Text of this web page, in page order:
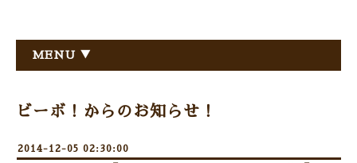
MENU ▼
ビーボ！からのお知らせ！
2014-12-05 02:30:00